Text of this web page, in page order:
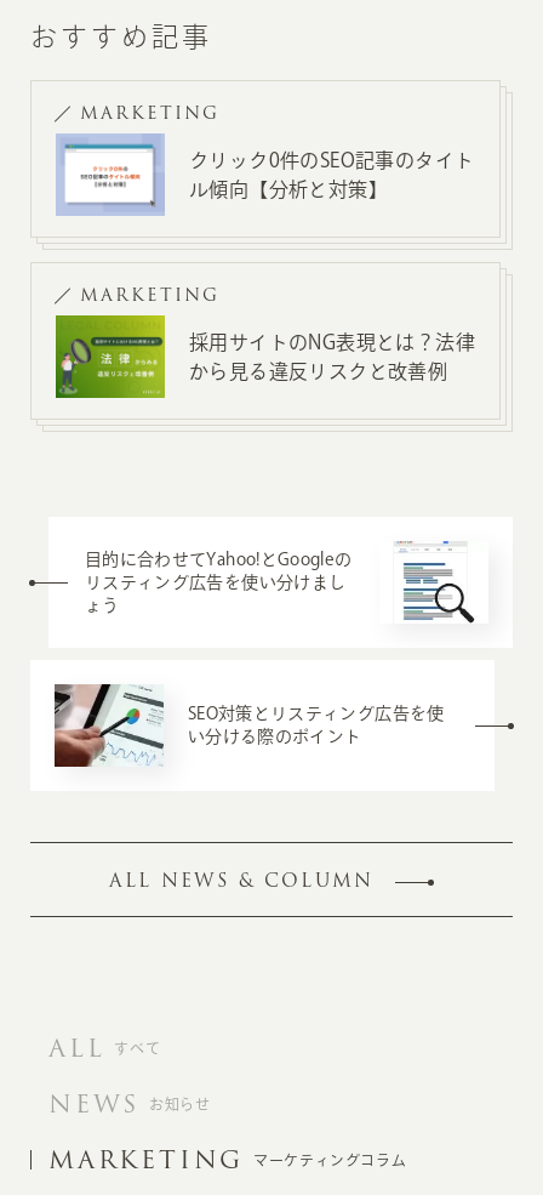
おすすめ記事
MARKETING
クリック0件のSEO記事のタイト
ル傾向【分析と対策】
MARKETING
採用サイトのNG表現とは？法律
から見る違反リスクと改善例
目的に合わせてYahoo!とGoogleの
リスティング広告を使い分けまし
ょう
SEO対策とリスティング広告を使
い分ける際のポイント
ALL NEWS & COLUMN
ALL すべて
NEWS お知らせ
MARKETING マーケティングコラム